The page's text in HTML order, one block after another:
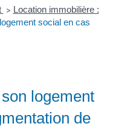
> Location immobilière :
social en cas
logement
de